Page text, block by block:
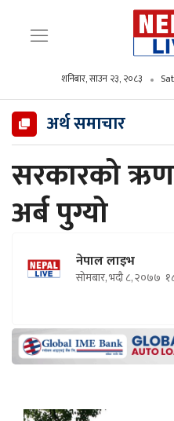
शनिबार, साउन २३, २०८३
अर्थ समाचार
सरकारको
अर्ब पुग्यो
नेपाल लाइभ
सोमबार, भदौ ८, २०७७